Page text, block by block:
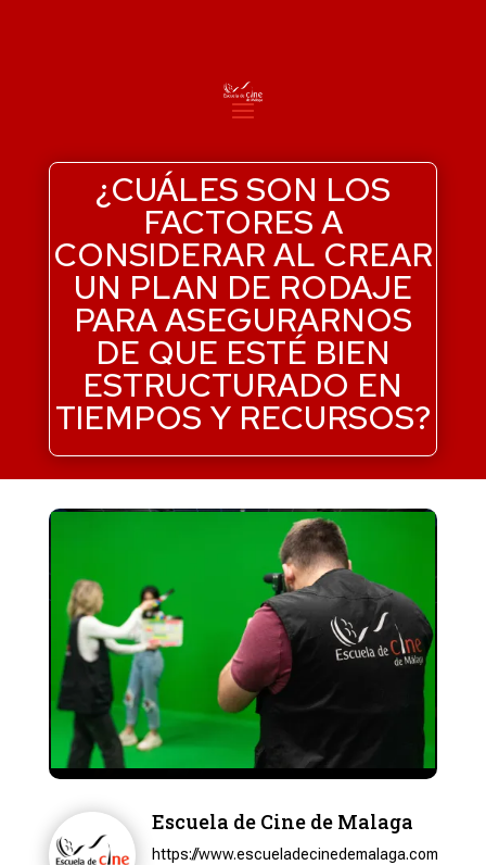
¿CUÁLES SON LOS
FACTORES A
CONSIDERAR AL CREAR
UN PLAN DE RODAJE
PARA ASEGURARNOS
DE QUE ESTÉ BIEN
ESTRUCTURADO EN
TIEMPOS Y RECURSOS?
Escuela de Cine de Malaga
https://www.escueladecinedemalaga.com